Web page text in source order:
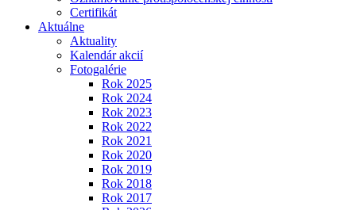
Certifikát
Aktuálne
Aktuality
Kalendár akcií
Fotogalérie
Rok 2025
Rok 2024
Rok 2023
Rok 2022
Rok 2021
Rok 2020
Rok 2019
Rok 2018
Rok 2017